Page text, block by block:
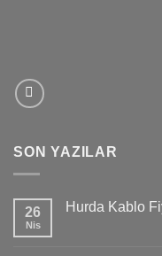
SON YAZILAR
26
Nis
Hurda Kablo